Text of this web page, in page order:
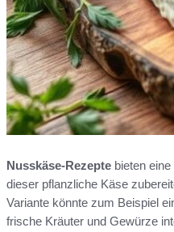
Nusskäse-Rezepte bieten
dieser pflanzliche Käse
Variante könnte zum Beispiel
frische Kräuter und Gewürze